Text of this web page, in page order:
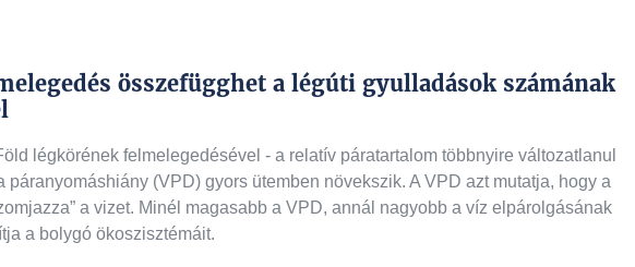
összefügghet a légúti gyulladások számának
légkörének felmelegedésével - a relatív páratartalom többnyire változatlanul
páranyomáshiány (VPD) gyors ütemben növekszik. A VPD azt mutatja, hogy a
a vizet. Minél magasabb a VPD, annál nagyobb a víz elpárolgásának
a bolygó ökoszisztémáit.